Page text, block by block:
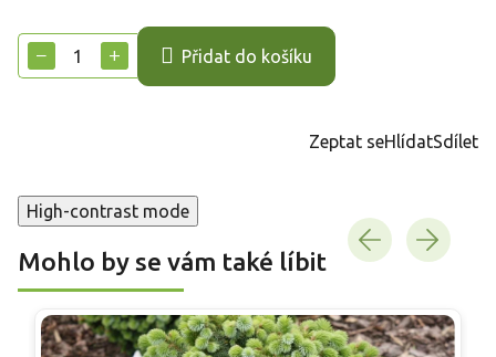
cena:
+
− Přidat do košíku
Zeptat seHlídatSdílet
High-contrast mode
Mohlo by se vám také líbit